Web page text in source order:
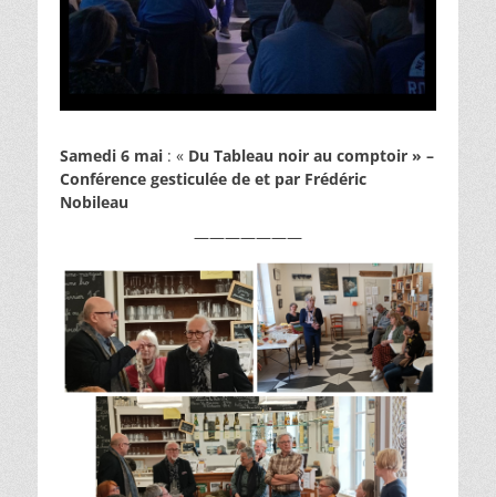
Samedi 6 mai : « Du Tableau noir au comptoir » –
Conférence gesticulée de et par Frédéric
Nobileau
———————